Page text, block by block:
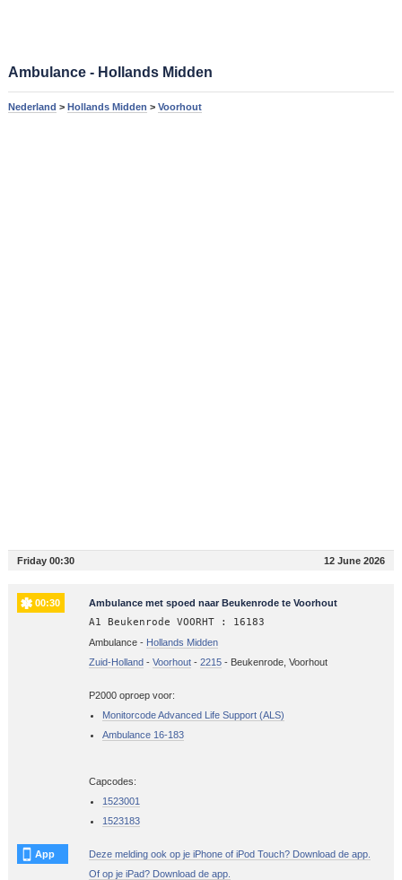
Ambulance - Hollands Midden
Nederland > Hollands Midden > Voorhout
Friday 00:30 12 June 2026
00:30 Ambulance met spoed naar Beukenrode te Voorhout
A1 Beukenrode VOORHT : 16183
Ambulance - Hollands Midden
Zuid-Holland- Voorhout- 2215- Beukenrode, Voorhout
P2000 oproep voor:
Monitorcode Advanced Life Support (ALS)
Ambulance 16-183
Capcodes:
1523001
1523183
App
Deze melding ook op je iPhone of iPod Touch? Download de app.
Of op je iPad? Download de app.